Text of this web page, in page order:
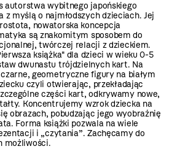
autorstwa wybitnego japońskiego
z myślą o najmłodszych dzieciach. Jej
nowatorska koncepcja
są znakomitym sposobem do
twórczej relacji z dzieckiem.
książka" dla dzieci w wieku 0-5
dwunastu trójdzielnych kart. Na
geometryczne figury na białym
czyli otwierając, przekładając
części kart, odkrywamy nowe,
Koncentrujemy wzrok dziecka na
obrazach, pobudzając jego wyobraźnię
Forma książki pozwala na wiele
i „czytania”. Zachęcamy do
możliwości.